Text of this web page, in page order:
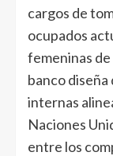
cargos de
ocupados
femeninas
banco
internas
Naciones
entre los